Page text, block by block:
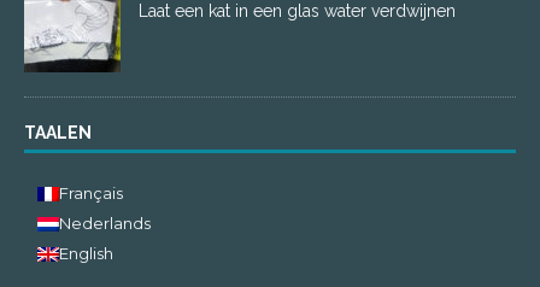
Laat een kat in een glas water verdwijnen
TAALEN
Français
Nederlands
English